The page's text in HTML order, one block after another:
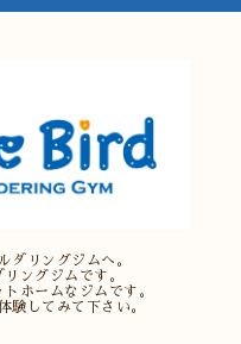
ダリングジムへ。
ングジムです。
ホームなジムです。
験してみて下さい。